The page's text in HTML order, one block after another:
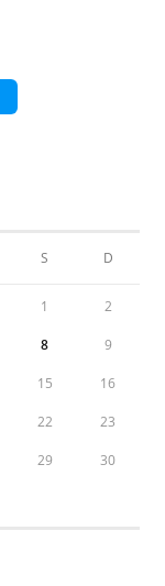
S D
1 2
8 9
15 16
22 23
29 30